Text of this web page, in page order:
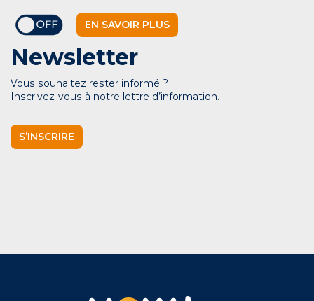
EN SAVOIR PLUS
Newsletter
Vous souhaitez rester informé ?
Inscrivez-vous à notre lettre d’information.
S’INSCRIRE